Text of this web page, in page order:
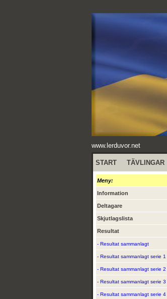
www.lerduvor.net
START TÄVLINGAR
Meny:
Information
Deltagare
Skjutlagslista
Resultat
- Resultat sammanlagt
- Resultat sammanlagt serie 1
- Resultat sammanlagt serie 2
- Resultat sammanlagt serie 3
- Resultat sammanlagt serie 4